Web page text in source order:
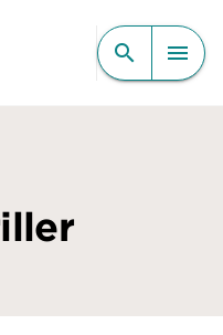
CONTENU
search menu